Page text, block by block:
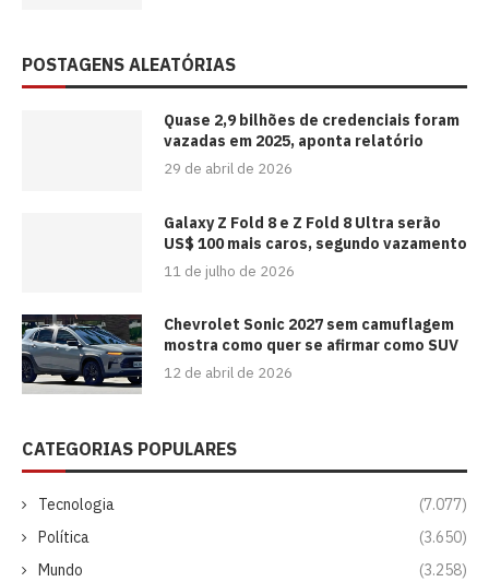
POSTAGENS ALEATÓRIAS
Quase 2,9 bilhões de credenciais foram
vazadas em 2025, aponta relatório
29 de abril de 2026
Galaxy Z Fold 8 e Z Fold 8 Ultra serão
US$ 100 mais caros, segundo vazamento
11 de julho de 2026
Chevrolet Sonic 2027 sem camuflagem
mostra como quer se afirmar como SUV
12 de abril de 2026
CATEGORIAS POPULARES
Tecnologia
(7.077)
Política
(3.650)
Mundo
(3.258)